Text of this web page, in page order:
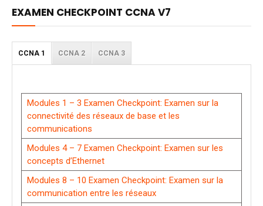
EXAMEN CHECKPOINT CCNA V7
CCNA 1 CCNA 2 CCNA 3
Modules 1 – 3 Examen Checkpoint: Examen sur la
connectivité des réseaux de base et les
communications
Modules 4 – 7 Examen Checkpoint: Examen sur les
concepts d’Ethernet
Modules 8 – 10 Examen Checkpoint: Examen sur la
communication entre les réseaux